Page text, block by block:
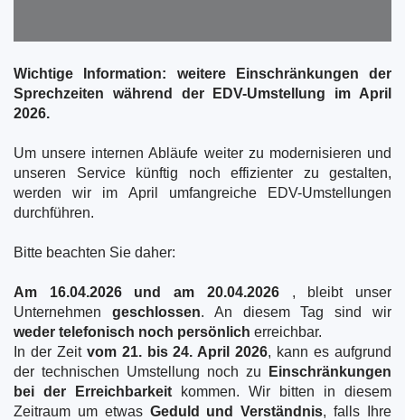
Wichtige Information: weitere
Einschränkungen der
Sprechzeiten während der EDV-Umstellung im April
2026.
Um unsere internen Abläufe weiter zu modernisieren und
unseren Service künftig noch effizienter zu gestalten,
werden wir im April umfangreiche EDV-Umstellungen
durchführen.
Bitte beachten Sie daher:
Am 16.04.2026 und am 20.04.2026 , bleibt unser
Unternehmen geschlossen. An diesem Tag sind wir
weder telefonisch noch persönlich erreichbar.
In der Zeit vom 21. bis 24. April 2026, kann es aufgrund
der technischen Umstellung noch zu
Einschränkungen
bei der Erreichbarkeit
kommen. Wir bitten in diesem
Zeitraum um etwas Geduld und Verständnis, falls Ihre